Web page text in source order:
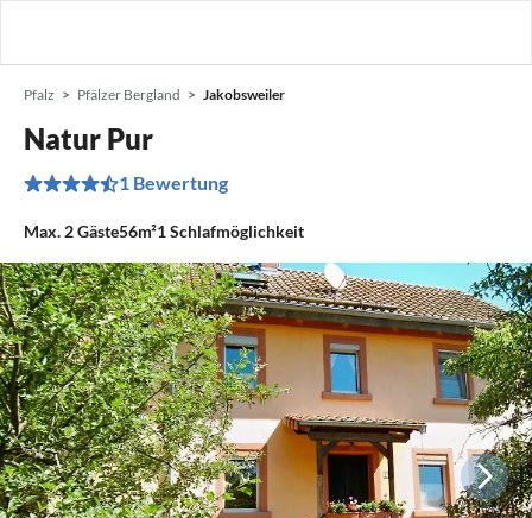
Pfalz Pfälzer Bergland Jakobsweiler
Natur Pur
1 Bewertung
Max. 2Gäste56m²1Schlafmöglichkeit